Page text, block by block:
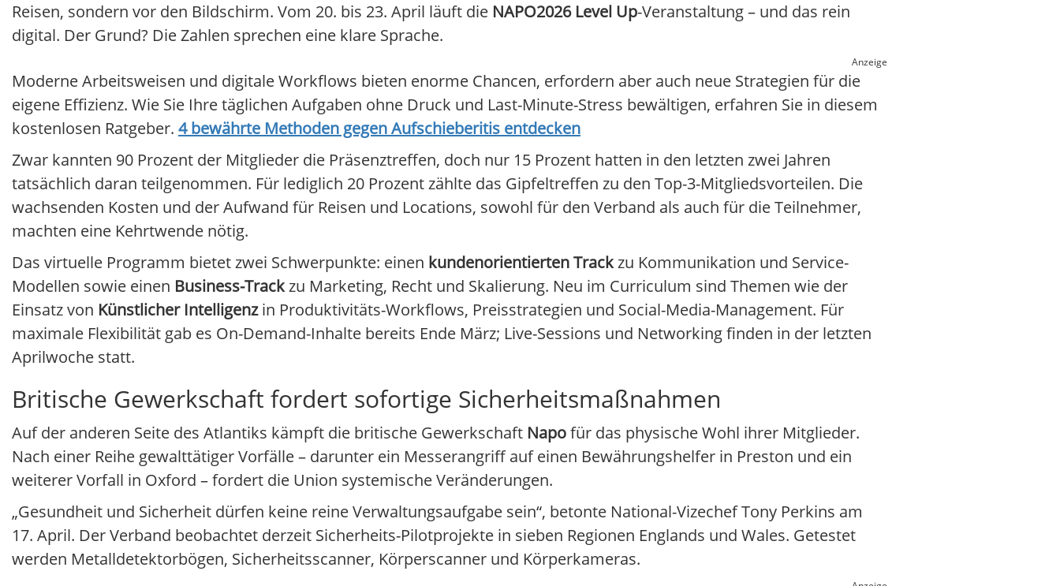
Reisen, sondern vor den Bildschirm. Vom 20. bis 23. April läuft die NAPO2026 Level Up-Veranstaltung – und das rein
digital. Der Grund? Die Zahlen sprechen eine klare Sprache.
Anzeige
Moderne Arbeitsweisen und digitale Workflows bieten enorme Chancen, erfordern aber auch neue Strategien für die
eigene Effizienz. Wie Sie Ihre täglichen Aufgaben ohne Druck und Last-Minute-Stress bewältigen, erfahren Sie in diesem
kostenlosen Ratgeber. 4 bewährte Methoden gegen Aufschieberitis entdecken
Zwar kannten 90 Prozent der Mitglieder die Präsenztreffen, doch nur 15 Prozent hatten in den letzten zwei Jahren
tatsächlich daran teilgenommen. Für lediglich 20 Prozent zählte das Gipfeltreffen zu den Top-3-Mitgliedsvorteilen. Die
wachsenden Kosten und der Aufwand für Reisen und Locations, sowohl für den Verband als auch für die Teilnehmer,
machten eine Kehrtwende nötig.
Das virtuelle Programm bietet zwei Schwerpunkte: einen kundenorientierten Trackzu Kommunikation und Service-
Modellen sowie einen Business-Trackzu Marketing, Recht und Skalierung. Neu im Curriculum sind Themen wie der
Einsatz von Künstlicher Intelligenzin Produktivitäts-Workflows, Preisstrategien und Social-Media-Management. Für
maximale Flexibilität gab es On-Demand-Inhalte bereits Ende März; Live-Sessions und Networking finden in der letzten
Aprilwoche statt.
Britische Gewerkschaft fordert sofortige Sicherheitsmaßnahmen
Auf der anderen Seite des Atlantiks kämpft die britische Gewerkschaft Napofür das physische Wohl ihrer Mitglieder.
Nach einer Reihe gewalttätiger Vorfälle – darunter ein Messerangriff auf einen Bewährungshelfer in Preston und ein
weiterer Vorfall in Oxford – fordert die Union systemische Veränderungen.
„Gesundheit und Sicherheit dürfen keine reine Verwaltungsaufgabe sein“, betonte National-Vizechef Tony Perkins am
17. April. Der Verband beobachtet derzeit Sicherheits-Pilotprojekte in sieben Regionen Englands und Wales. Getestet
werden Metalldetektorbögen, Sicherheitsscanner, Körperscanner und Körperkameras.